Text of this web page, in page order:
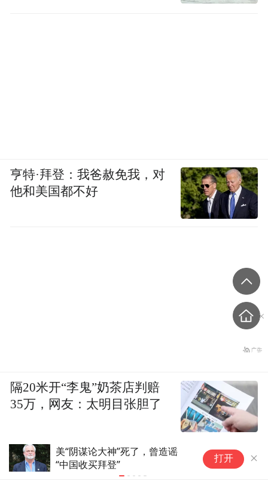
美“阴谋论大神”死了，曾造谣
“中国收买拜登”
打开
亨特·拜登：我爸赦免我，对
他和美国都不好
隔20米开“李鬼”奶茶店判赔
35万，网友：太明目张胆了